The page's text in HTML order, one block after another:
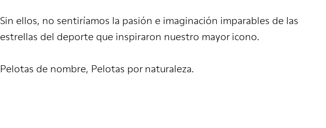
Sin ellos, no sentiríamos la pasión e imaginación imparables de las
estrellas del deporte que inspiraron nuestro mayor icono.
Pelotas de nombre, Pelotas por naturaleza.